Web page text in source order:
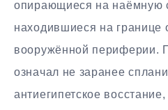
опирающиеся на наёмную
находившиеся на границе
вооружённой периферии.
означал не заранее
антиегипетское